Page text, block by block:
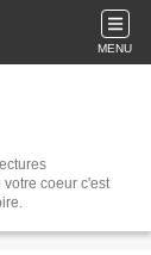
MENU
coeur c'est